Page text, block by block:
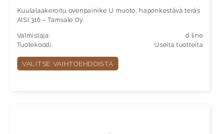
Kuulalaakeroitu ovenpainike U muoto, haponkestävä teräs
AISI 316 – Tamsale Oy.
Valmistaja:
d line
Tuotekoodi:
Useita tuotteita
VALITSE VAIHTOEHDOISTA